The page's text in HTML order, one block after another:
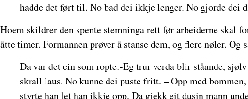
hadde det ført til. No bad dei ikkje lenger. No gjorde dei
Hoem skildrer den spente stemninga rett før arbeiderne skal
åtte timer. Formannen prøver å stanse dem, og flere nøler. Og
Da var det ein som ropte:-Eg trur verda blir ståande,
skrall laus. No kunne dei puste fritt. – Opp med
styrte han let han ikkje opp. Da gjekk eit dusin mann